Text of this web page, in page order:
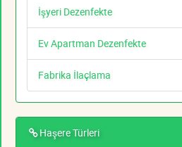
İşyeri Dezenfekte
Ev Apartman Dezenfekte
Fabrika İlaçlama
Haşere Türleri